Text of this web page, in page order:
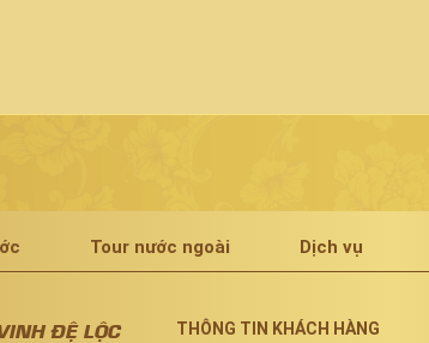
Tour nước ngoài Dịch vụ
ĐỆ LỘC THÔNG TIN KHÁCH HÀNG